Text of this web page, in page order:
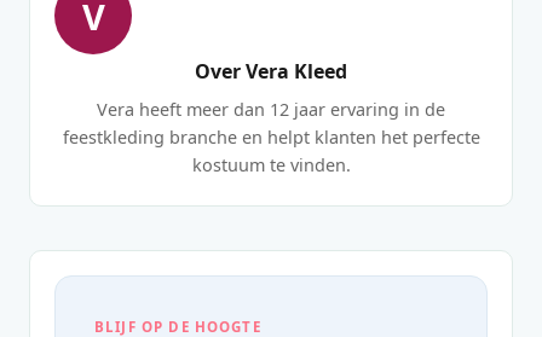
V
Over Vera Kleed
Vera heeft meer dan 12 jaar ervaring in de
feestkleding branche en helpt klanten het perfecte
kostuum te vinden.
BLIJF OP DE HOOGTE